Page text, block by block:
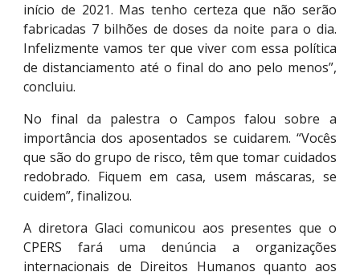
início de 2021. Mas tenho certeza que não serão
fabricadas 7 bilhões de doses da noite para o dia.
Infelizmente vamos ter que viver com essa política
de distanciamento até o final do ano pelo menos”,
concluiu.
No final da palestra o Campos falou sobre a
importância dos aposentados se cuidarem. “Vocês
que são do grupo de risco, têm que tomar cuidados
redobrado. Fiquem em casa, usem máscaras, se
cuidem”, finalizou.
A diretora Glaci comunicou aos presentes que o
CPERS fará uma denúncia a organizações
internacionais de Direitos Humanos quanto aos